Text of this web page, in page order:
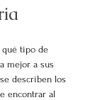
qué tipo de
mejor a sus
describen los
encontrar al